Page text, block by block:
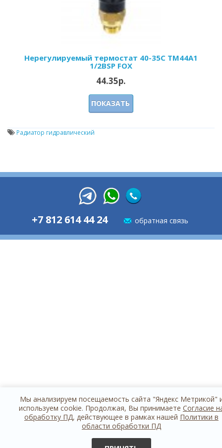
Нерегулируемый термостат 40-35С ТМ44А1
1/2BSP FOX
44.35р.
ПОКАЗАТЬ
Радиатор гидравлический
+7 812 614 44 24 обратная связь
Мы анализируем посещаемость сайта "Яндекс Метрикой"
используем cookie. Продолжая, Вы принимаете Согласие
обработку ПД, действующее в рамках нашей Политики в
области обработки ПД